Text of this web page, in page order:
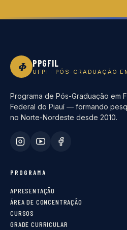
Φ PPGFIL
UFPI · PÓS-GRADUAÇÃO
Programa de Pós-Graduação em
Federal do Piauí — formando
no Norte-Nordeste desde 2010.
PROGRAMA
APRESENTAÇÃO
ÁREA DE CONCENTRAÇÃO
CURSOS
GRADE CURRICULAR